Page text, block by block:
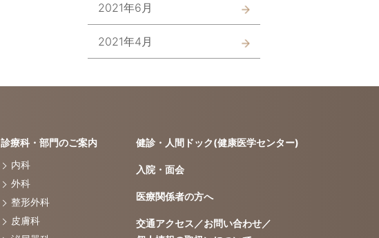
2021年6月
2021年4月
診療科・部門のご案内
内科
外科
整形外科
皮膚科
健診・人間ドック(健康医学センター)
入院・面会
医療関係者の方へ
交通アクセス／お問い合わせ／